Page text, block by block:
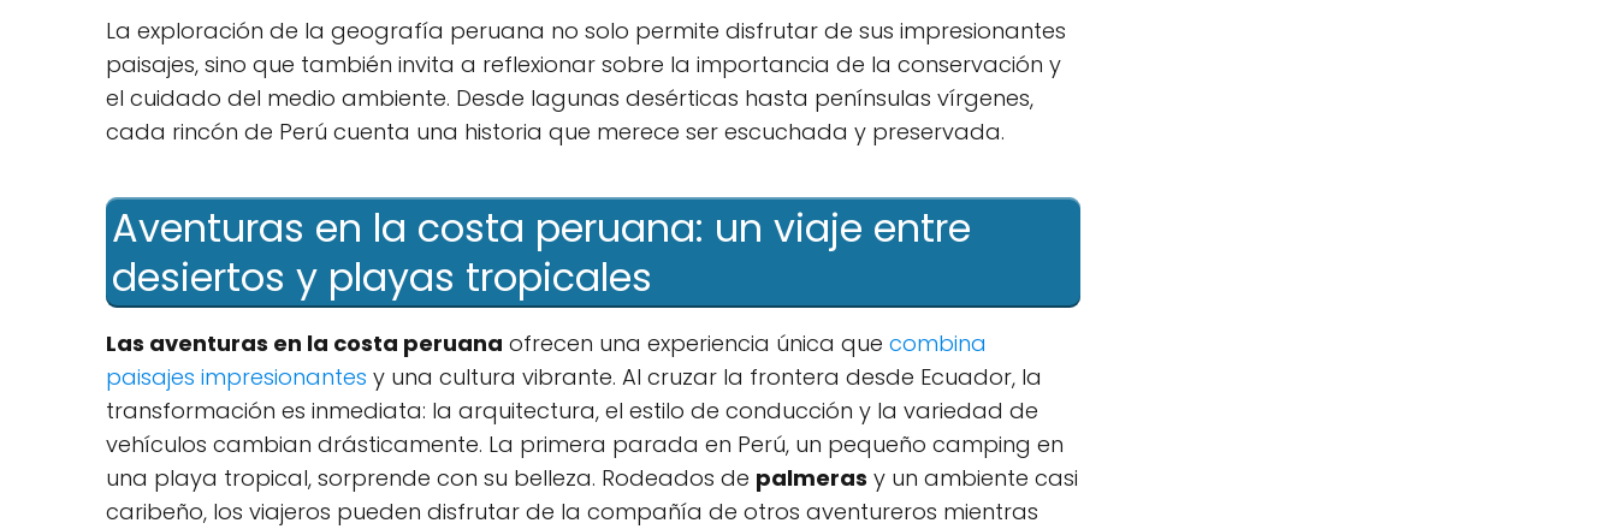
La exploración de la geografía peruana‍ no solo permite disfrutar de sus impresionantes⁢
paisajes, sino que también invita a reflexionar sobre la importancia de la conservación y
el cuidado del medio ambiente. Desde lagunas desérticas hasta penínsulas‌ vírgenes,
cada rincón de Perú cuenta‌ una historia que ⁢merece ser ‍escuchada y preservada.
Aventuras‍ en la costa ​peruana: un‌ viaje entre
desiertos y playas tropicales
Las⁢ aventuras en la costa peruana ofrecen una experiencia única que combina
paisajes impresionantes y una cultura vibrante. Al cruzar la frontera desde ‍Ecuador, ‍la ​
transformación es inmediata: la arquitectura, el⁣ estilo de conducción y⁣ la variedad de
vehículos cambian drásticamente. La primera parada ‌en Perú, un pequeño camping en
una⁢ playa tropical, sorprende con su belleza. Rodeados de palmeras y un ambiente casi
caribeño, los viajeros‌ pueden‌ disfrutar de la⁣ compañía de ​otros aventureros mientras